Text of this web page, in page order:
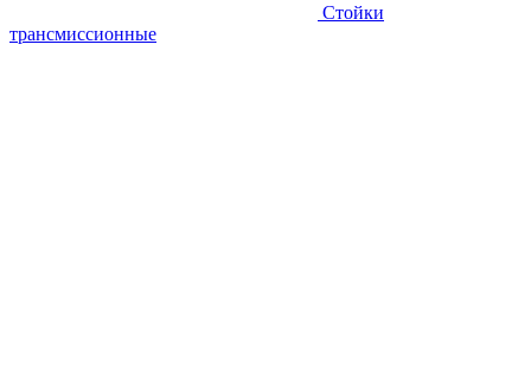
Стойки
трансмиссионные